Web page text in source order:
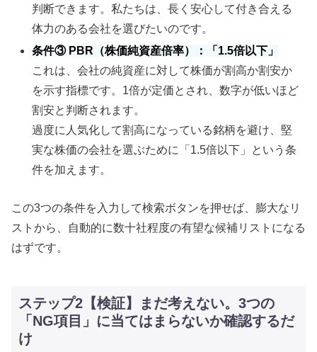
判断できます。私たちは、長く安心して付き合える
体力のある会社を選びたいのです。
条件③ PBR（株価純資産倍率）：「1.5倍以下」
これは、会社の純資産に対して株価が割高か割安か
を示す指標です。1倍が定価とされ、数字が低いほど
割安と判断されます。
過度に人気化して割高になっている銘柄を避け、堅
実な株価の会社を選ぶために「1.5倍以下」という条
件を加えます。
この3つの条件を入力して検索ボタンを押せば、膨大なリ
ストから、自動的に数十社程度の有望な候補リストになる
はずです。
ステップ2【検証】まだ考えない。3つの
「NG項目」に当てはまらないか確認するだ
け